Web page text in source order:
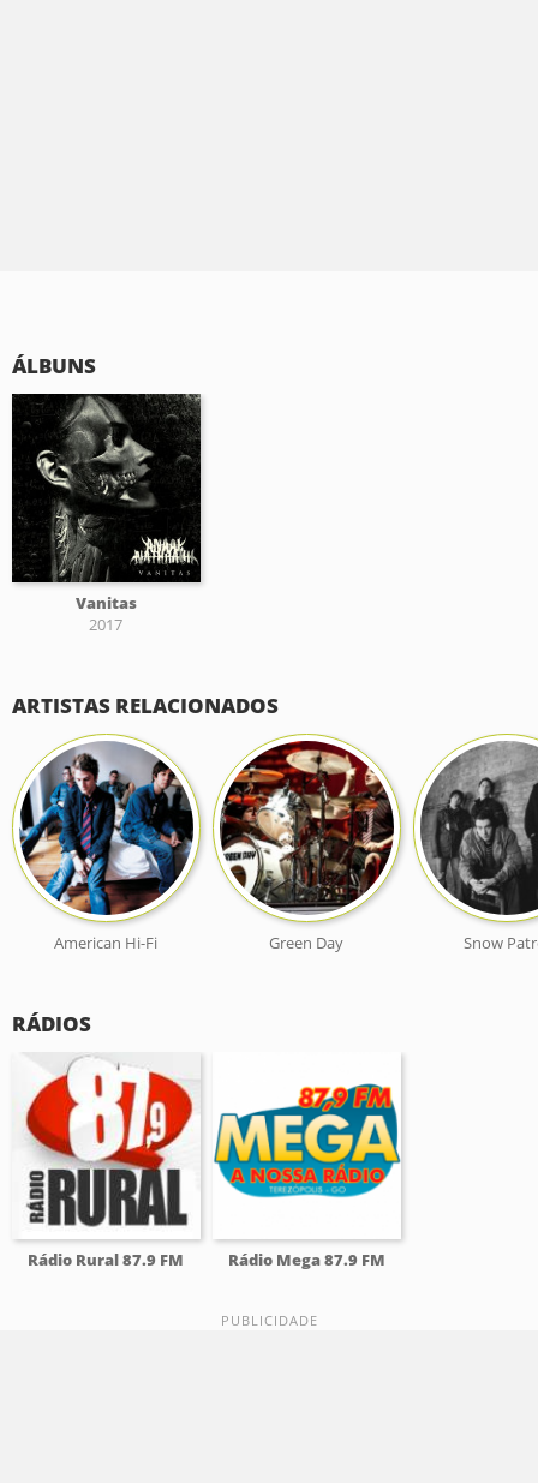
ÁLBUNS
Vanitas
2017
ARTISTAS RELACIONADOS
American Hi-Fi Green Day Snow
RÁDIOS
Rádio Rural 87.9 FM Rádio Mega 87.9 FM